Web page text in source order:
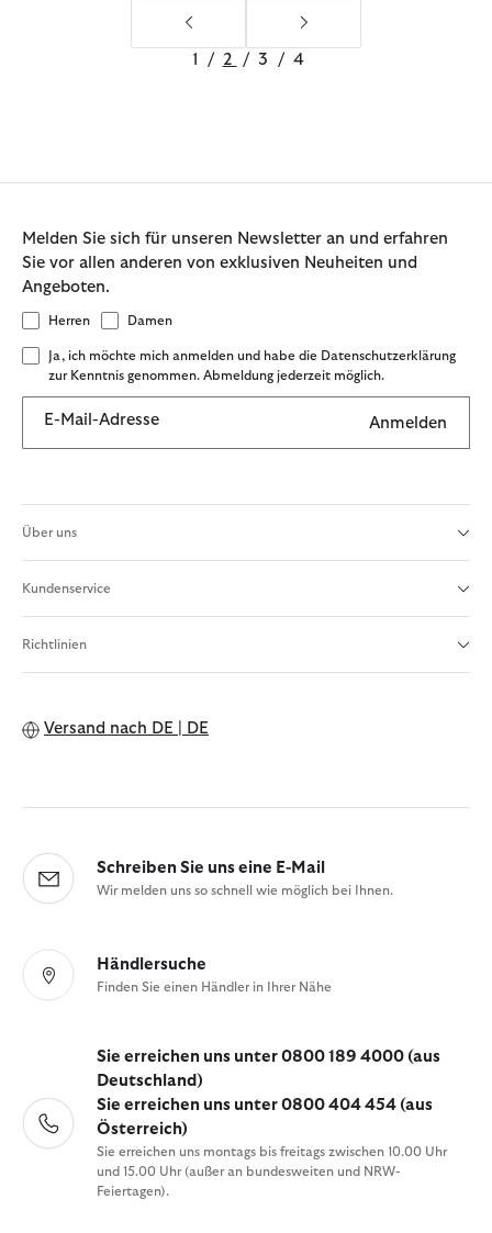
1 / 2 / 3 / 4
Melden Sie sich für unseren Newsletter an und erfahren
Sie vor allen anderen von exklusiven Neuheiten und
Angeboten.
Herren Damen
Ja, ich möchte mich anmelden und habe die Datenschutzerklärung
zur Kenntnis genommen. Abmeldung jederzeit möglich.
E-Mail-Adresse Anmelden
Über uns
Kundenservice
Richtlinien
Versand nach DE | DE
Schreiben Sie uns eine E-Mail
Wir melden uns so schnell wie möglich bei Ihnen.
Händlersuche
Finden Sie einen Händler in Ihrer Nähe
Sie erreichen uns unter 0800 189 4000 (aus
Deutschland)
Sie erreichen uns unter 0800 404 454 (aus
Österreich)
Sie erreichen uns montags bis freitags zwischen 10.00 Uhr
und 15.00 Uhr (außer an bundesweiten und NRW-
Feiertagen).